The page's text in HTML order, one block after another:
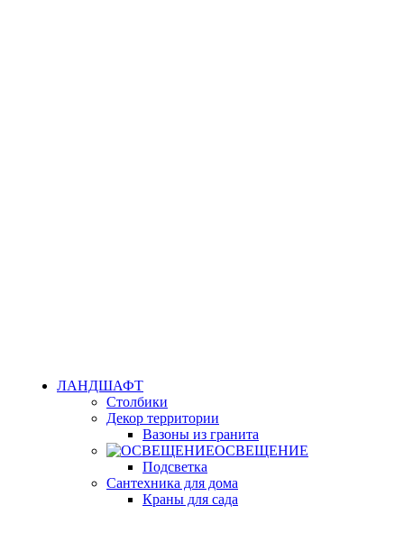
ЛАНДШАФТ
Столбики
Декор территории
Вазоны из гранита
ОСВЕЩЕНИЕ
Подсветка
Сантехника для дома
Краны для сада